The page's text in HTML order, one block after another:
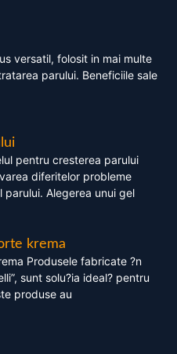
versatil, folosit in mai multe
parului. Beneficiile sale
pentru cresterea parului
diferitelor probleme
Alegerea unui gel
krema
Produsele fabricate ?n
sunt solu?ia ideal? pentru
produse au